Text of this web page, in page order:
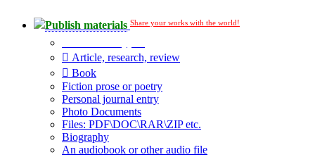
Publish materials Share your works with the world!
Article, research, review
Book
Fiction prose or poetry
Personal journal entry
Photo Documents
Files: PDF\DOC\RAR\ZIP etc.
Biography
An audiobook or other audio file